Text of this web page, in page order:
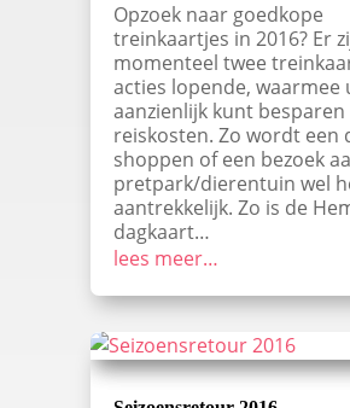
Opzoek naar goedkope
treinkaartjes in 2016? Er
momenteel twee
acties lopende, waarmee
aanzienlijk kunt besparen
reiskosten. Zo wordt een
shoppen of een bezoek
pretpark/dierentuin wel
aantrekkelijk. Zo is de
dagkaart…
lees meer…